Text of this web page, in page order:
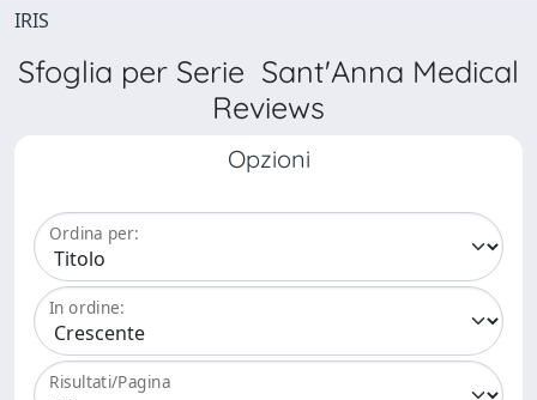
IRIS
Sfoglia per Serie Sant'Anna Medical
Reviews
Opzioni
Ordina per:
In ordine:
Risultati/Pagina